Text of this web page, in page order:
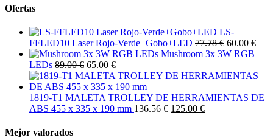
Ofertas
LS-
FFLED10 Laser Rojo-Verde+Gobo+LED 77.78 € 60.00 €
Mushroom 3x 3W RGB
LEDs 89.00 € 65.00 €
1819-T1 MALETA TROLLEY DE HERRAMIENTAS DE
ABS 455 x 335 x 190 mm 136.56 € 125.00 €
Mejor valorados